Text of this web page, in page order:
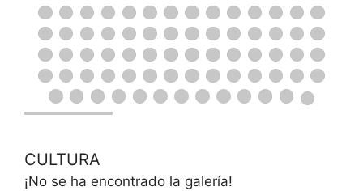
CULTURA
¡No se ha encontrado la galería!